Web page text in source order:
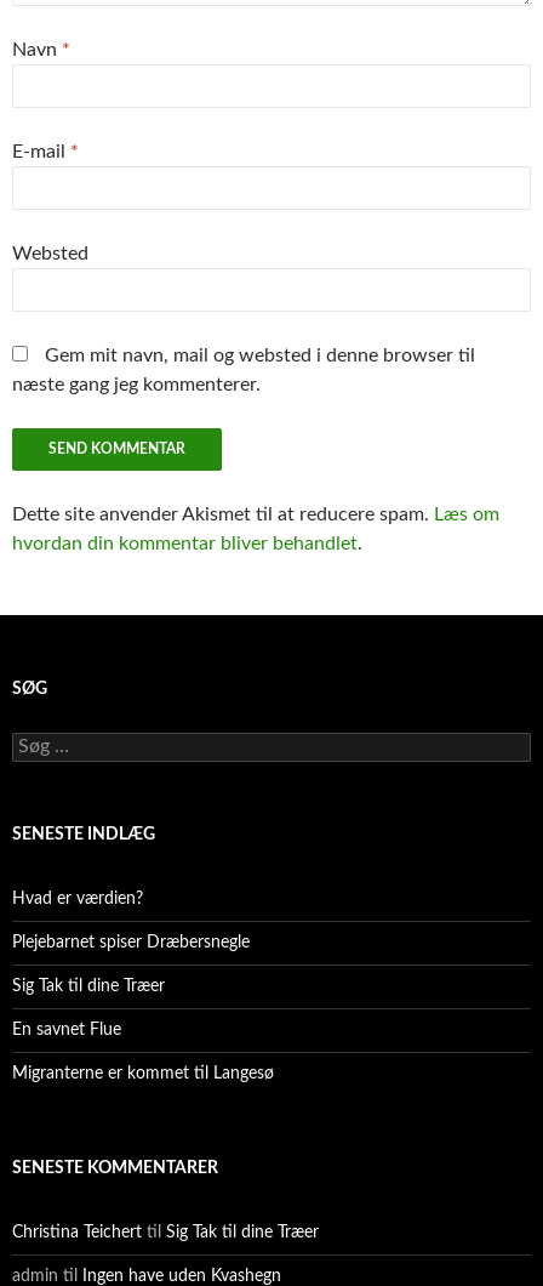
Navn *
E-mail *
Websted
Gem mit navn, mail og websted i denne browser til
næste gang jeg kommenterer.
Dette site anvender Akismet til at reducere spam. Læs om
hvordan din kommentar bliver behandlet.
SØG
Søg
efter:
SENESTE INDLÆG
Hvad er værdien?
Plejebarnet spiser Dræbersnegle
Sig Tak til dine Træer
En savnet Flue
Migranterne er kommet til Langesø
SENESTE KOMMENTARER
Christina Teichert til Sig Tak til dine Træer
admin til Ingen have uden Kvashegn